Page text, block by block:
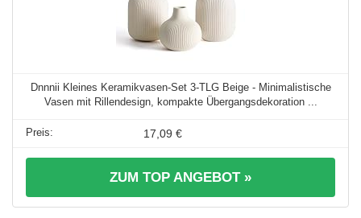
Dnnnii Kleines Keramikvasen-Set 3-TLG Beige - Minimalistische
Vasen mit Rillendesign, kompakte Übergangsdekoration ...
17,09 €
ZUM TOP ANGEBOT »